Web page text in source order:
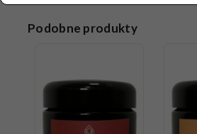
Podobne produkty